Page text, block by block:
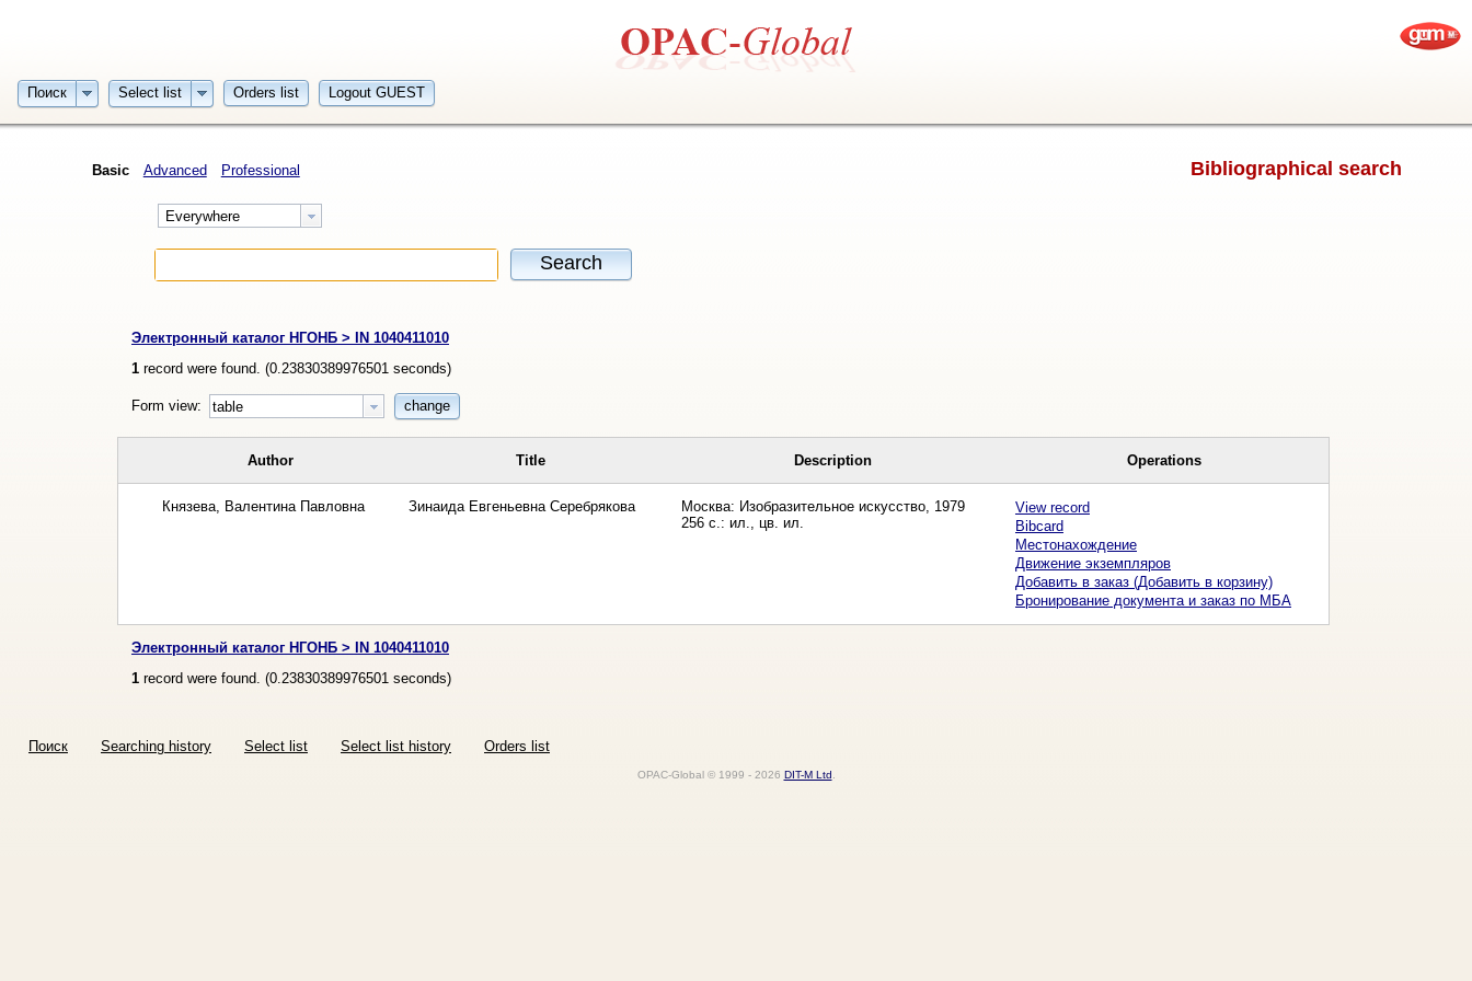
Поиск Select list Orders list Logout GUEST
Bibliographical search
Basic Advanced Professional
Everywhere
Search
Электронный каталог НГОНБ > IN 1040411010
1record were found. (0.23830389976501 seconds)
Form view: table change
Author Title Description Operations
Князева, Валентина Павловна Зинаида Евгеньевна Серебрякова
Москва: Изобразительное искусство, 1979
256 с.: ил., цв. ил.
View record
Bibcard
Местонахождение
Движение экземпляров
Добавить в заказ (Добавить в корзину)
Бронирование документа и заказ по МБА
Электронный каталог НГОНБ > IN 1040411010
1record were found. (0.23830389976501 seconds)
Поиск Searching history Select list Select list history Orders list
OPAC-Global © 1999 - 2026 DIT-M Ltd